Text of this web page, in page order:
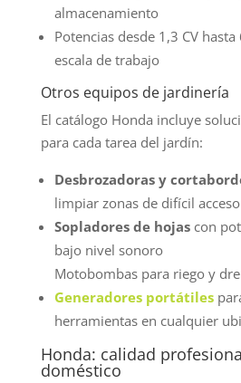
almacenamiento
Potencias desde 1,3 CV
escala de trabajo
Otros equipos de jardinería
El catálogo Honda incluye
para cada tarea del jardín:
Desbrozadoras y
limpiar zonas de difícil acceso
Sopladores de hojascon
bajo nivel sonoro
Motobombas para riego y
Generadores portátiles
herramientas en cualquier
Honda: calidad
doméstico